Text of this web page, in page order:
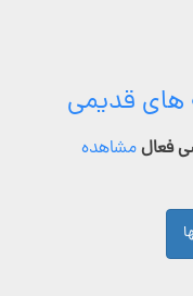
های قدیمی
مشاهده